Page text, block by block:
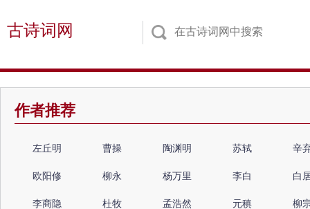
古诗词网
作者推荐
左丘明 曹操 陶渊明 苏轼 辛
欧阳修 柳永 杨万里 李白 白
李商隐 杜牧 孟浩然 元稹 柳